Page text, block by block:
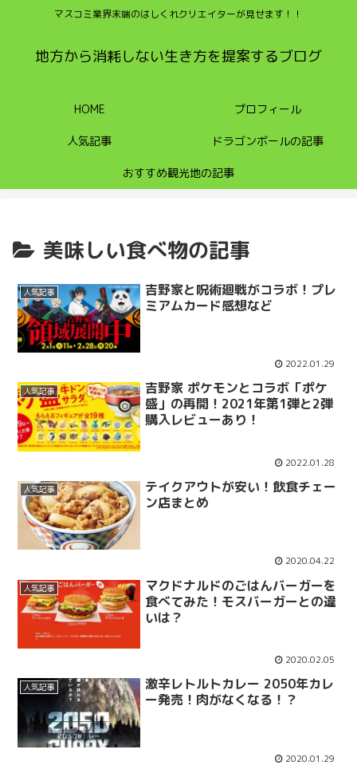
マスコミ業界末端のはしくれクリエイターが見せます！！
地方から消耗しない生き方を提案するブログ
HOME プロフィール
人気記事 ドラゴンボールの記事
おすすめ観光地の記事
美味しい食べ物の記事
人気記事
吉野家と呪術廻戦がコラボ！プレ
ミアムカード感想など
2022.01.29
人気記事
吉野家 ポケモンとコラボ「ポケ
盛」の再開！2021年第1弾と2弾
購入レビューあり！
2022.01.28
人気記事
テイクアウトが安い！飲食チェー
ン店まとめ
2020.04.22
人気記事
マクドナルドのごはんバーガーを
食べてみた！モスバーガーとの違
いは？
2020.02.05
人気記事
激辛レトルトカレー 2050年カレ
ー発売！肉がなくなる！？
2020.01.29